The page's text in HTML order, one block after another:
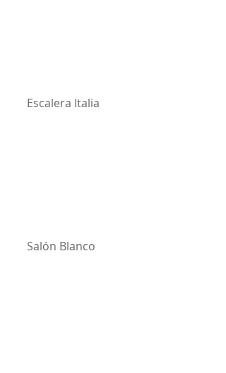
Escalera Italia
Salón Blanco